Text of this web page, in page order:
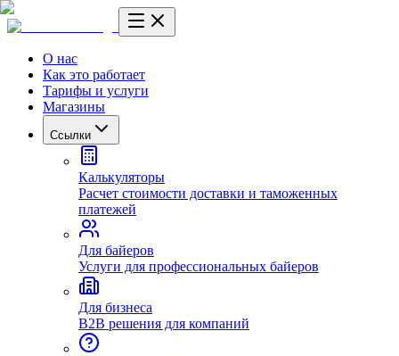
О нас
Как это работает
Тарифы и услуги
Магазины
Ссылки
Калькуляторы
Расчет стоимости доставки и таможенных
платежей
Для байеров
Услуги для профессиональных байеров
Для бизнеса
B2B решения для компаний